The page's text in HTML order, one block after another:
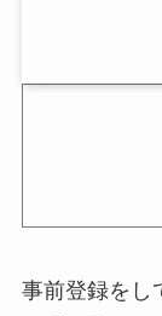
事前登録をし